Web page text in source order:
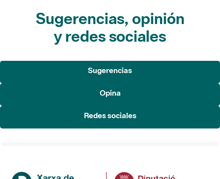
Sugerencias, opinión
y redes sociales
Sugerencias
Opina
Redes sociales